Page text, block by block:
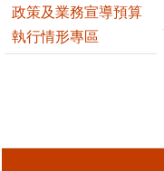
政策及業務宣導預算
執行情形專區